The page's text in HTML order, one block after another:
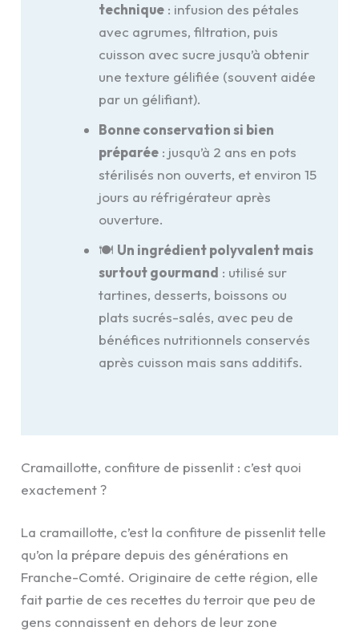
technique: infusion des pétales
avec agrumes, filtration, puis
cuisson avec sucre jusqu’à obtenir
une texture gélifiée (souvent aidée
par un gélifiant).
Bonne conservation si bien
préparée: jusqu’à 2 ans en pots
stérilisés non ouverts, et environ 15
jours au réfrigérateur après
ouverture.
🍽️ Un ingrédient polyvalent mais
surtout gourmand : utilisé sur
tartines, desserts, boissons ou
plats sucrés-salés, avec peu de
bénéfices nutritionnels conservés
après cuisson mais sans additifs.
Cramaillotte, confiture de pissenlit : c’est quoi
exactement ?
La cramaillotte, c’est la confiture de pissenlit telle
qu’on la prépare depuis des générations en
Franche-Comté. Originaire de cette région, elle
fait partie de ces recettes du terroir que peu de
gens connaissent en dehors de leur zone